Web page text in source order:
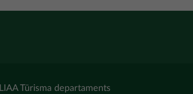
LIAA Tūrisma departaments